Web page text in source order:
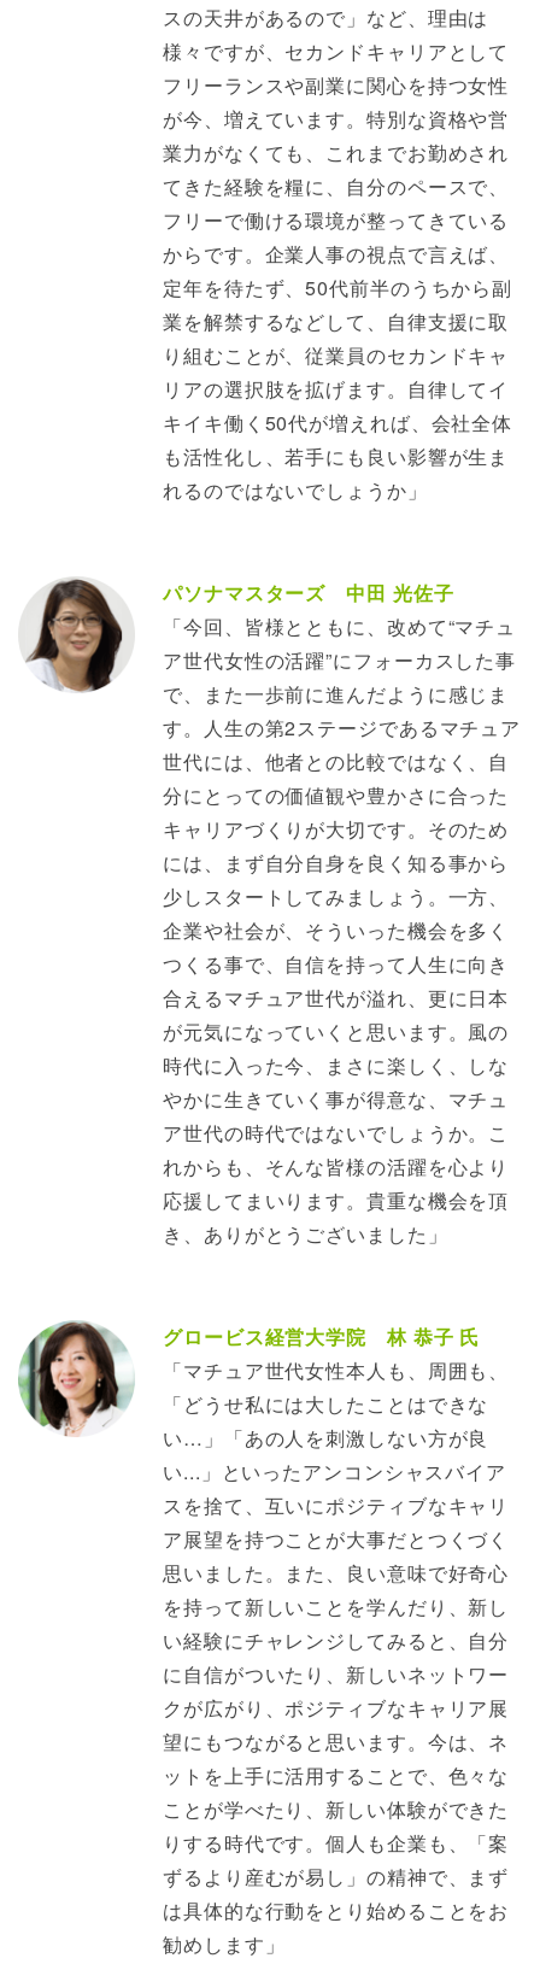
スの天井があるので」など、理由は
様々ですが、セカンドキャリアとして
フリーランスや副業に関心を持つ女性
が今、増えています。特別な資格や営
業力がなくても、これまでお勤めされ
てきた経験を糧に、自分のペースで、
フリーで働ける環境が整ってきている
からです。企業人事の視点で言えば、
定年を待たず、50代前半のうちから副
業を解禁するなどして、自律支援に取
り組むことが、従業員のセカンドキャ
リアの選択肢を拡げます。自律してイ
キイキ働く50代が増えれば、会社全体
も活性化し、若手にも良い影響が生ま
れるのではないでしょうか」
パソナマスターズ 中田 光佐子
「今回、皆様とともに、改めて“マチュ
ア世代女性の活躍”にフォーカスした事
で、また一歩前に進んだように感じま
す。人生の第2ステージであるマチュア
世代には、他者との比較ではなく、自
分にとっての価値観や豊かさに合った
キャリアづくりが大切です。そのため
には、まず自分自身を良く知る事から
少しスタートしてみましょう。一方、
企業や社会が、そういった機会を多く
つくる事で、自信を持って人生に向き
合えるマチュア世代が溢れ、更に日本
が元気になっていくと思います。風の
時代に入った今、まさに楽しく、しな
やかに生きていく事が得意な、マチュ
ア世代の時代ではないでしょうか。こ
れからも、そんな皆様の活躍を心より
応援してまいります。貴重な機会を頂
き、ありがとうございました」
グロービス経営大学院 林 恭子 氏
「マチュア世代女性本人も、周囲も、
「どうせ私には大したことはできな
い…」「あの人を刺激しない方が良
い...」といったアンコンシャスバイア
スを捨て、互いにポジティブなキャリ
ア展望を持つことが大事だとつくづく
思いました。また、良い意味で好奇心
を持って新しいことを学んだり、新し
い経験にチャレンジしてみると、自分
に自信がついたり、新しいネットワー
クが広がり、ポジティブなキャリア展
望にもつながると思います。今は、ネ
ットを上手に活用することで、色々な
ことが学べたり、新しい体験ができた
りする時代です。個人も企業も、「案
ずるより産むが易し」の精神で、まず
は具体的な行動をとり始めることをお
勧めします」